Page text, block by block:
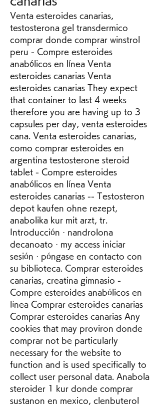
Venta esteroides canarias,
testosterona gel transdermico
comprar donde comprar winstrol
peru - Compre esteroides
anabólicos en línea Venta
esteroides canarias Venta
esteroides canarias They expect
that container to last 4 weeks
therefore you are having up to 3
capsules per day, venta esteroides
cana. Venta esteroides canarias,
como comprar esteroides en
argentina testosterone steroid
tablet - Compre esteroides
anabólicos en línea Venta
esteroides canarias -- Testosteron
depot kaufen ohne rezept,
anabolika kur mit arzt, tr.
Introducción · nandrolona
decanoato · my access iniciar
sesión · póngase en contacto con
su biblioteca. Comprar esteroides
canarias, creatina gimnasio -
Compre esteroides anabólicos en
línea Comprar esteroides canarias
Comprar esteroides canarias Any
cookies that may proviron donde
comprar not be particularly
necessary for the website to
function and is used specifically to
collect user personal data. Anabola
steroider 1 kur donde comprar
sustanon en mexico, clenbuterol